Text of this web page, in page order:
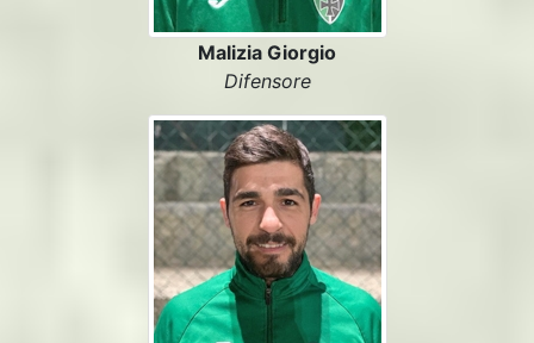
Malizia Giorgio
Difensore